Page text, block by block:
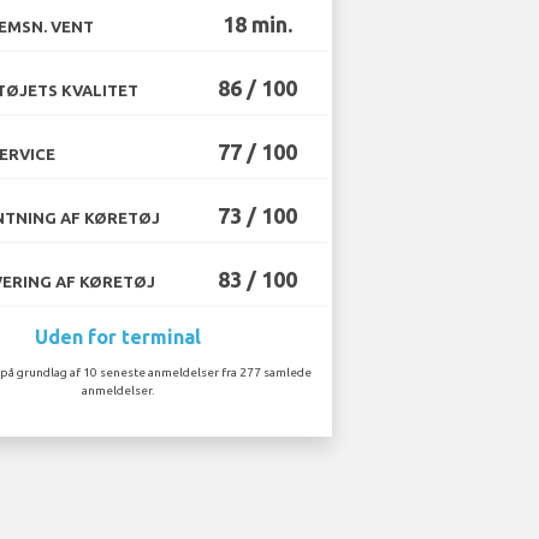
VENT 18 min.
KVALITET 86 / 100
77 / 100
AF KØRETØJ 73 / 100
AF KØRETØJ 83 / 100
Uden for terminal
grundlag af 10 seneste anmeldelser fra 277 samlede
anmeldelser.